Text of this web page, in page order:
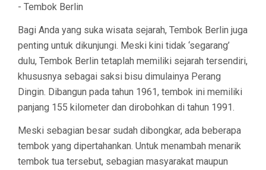
- Tembok Berlin
Bagi Anda yang suka wisata sejarah, Tembok Berlin juga
penting untuk dikunjungi. Meski kini tidak ‘segarang’
dulu, Tembok Berlin tetaplah memiliki sejarah tersendiri,
khususnya sebagai saksi bisu dimulainya Perang
Dingin. Dibangun pada tahun 1961, tembok ini memiliki
panjang 155 kilometer dan dirobohkan di tahun 1991.
Meski sebagian besar sudah dibongkar, ada beberapa
tembok yang dipertahankan. Untuk menambah menarik
tembok tua tersebut, sebagian masyarakat maupun